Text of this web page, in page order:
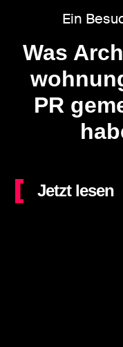
Ein
Was
PR
Jetzt lesen